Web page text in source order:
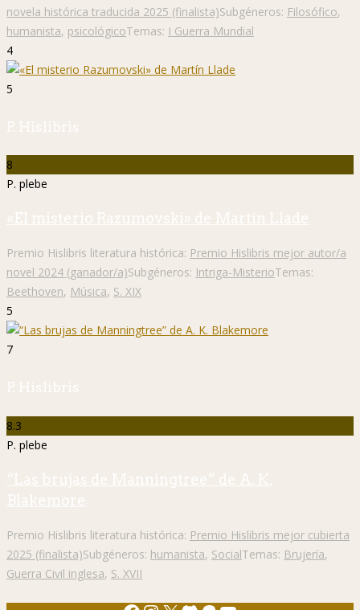
novela histórica traducida 2025 (finalista)Subgéneros: Filosófico,
humanista, psicológicoTemas: I Guerra Mundial
4
5
P. Hislibris
8
P. plebe
«El misterio Razumovski» de Martín Llade
Premio Hislibris literatura histórica: Premio Hislibris mejor autor/a
novel 2024 (ganador/a)Subgéneros: Intriga-MisterioTemas:
Beethoven, Música, S. XIX
5
7
P. Hislibris
8.3
P. plebe
“Las brujas de Manningtree” de A. K.
Blakemore
Premio Hislibris literatura histórica: Premio Hislibris mejor cubierta
2025 (finalista)Subgéneros: humanista, SocialTemas: Brujería,
Guerra Civil inglesa, S. XVII